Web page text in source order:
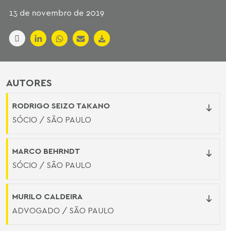
13 de novembro de 2019
AUTORES
RODRIGO SEIZO TAKANO
SÓCIO / SÃO PAULO
MARCO BEHRNDT
SÓCIO / SÃO PAULO
MURILO CALDEIRA
ADVOGADO / SÃO PAULO